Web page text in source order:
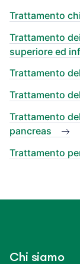
Trattamento
Trattamento
superiore ed
Trattamento
Trattamento
Trattamento
pancreas
Trattamento
Chi siamo